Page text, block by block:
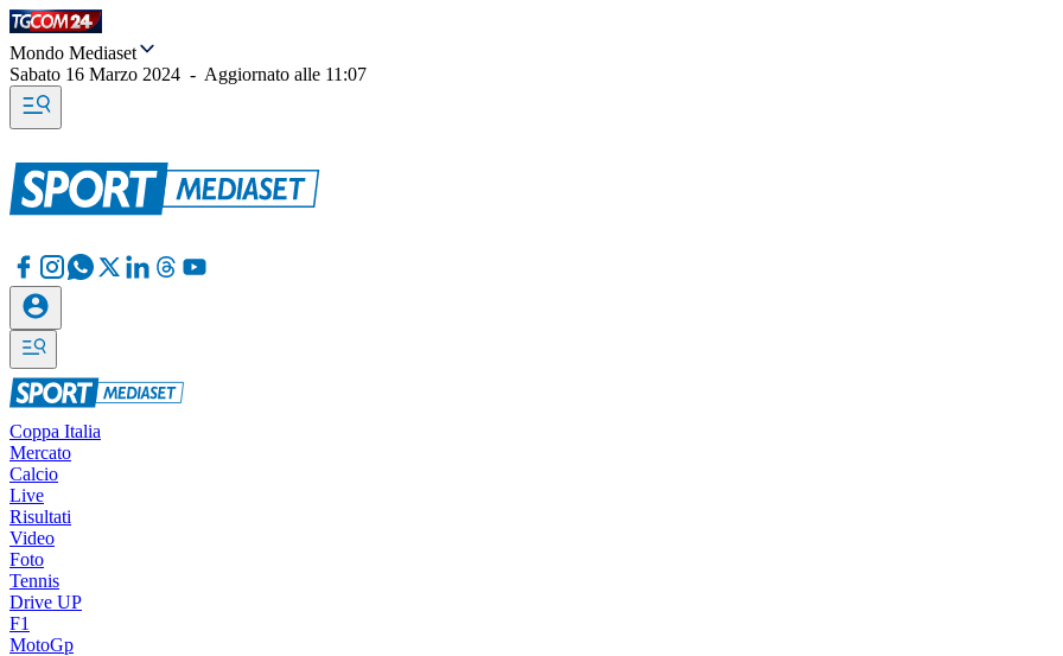
Mondo Mediaset
Sabato 16 Marzo 2024 - Aggiornato alle 11:07
Coppa Italia
Mercato
Calcio
Live
Risultati
Video
Foto
Tennis
Drive UP
F1
MotoGp